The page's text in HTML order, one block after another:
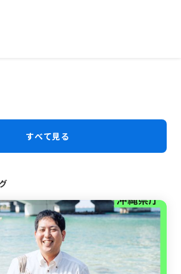
すべて見る